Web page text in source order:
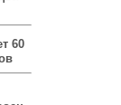
60